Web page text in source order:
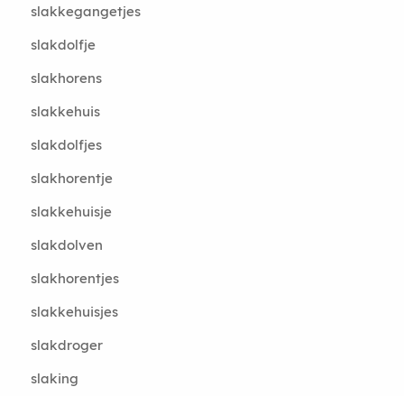
slakkegangetjes
slakdolfje
slakhorens
slakkehuis
slakdolfjes
slakhorentje
slakkehuisje
slakdolven
slakhorentjes
slakkehuisjes
slakdroger
slaking